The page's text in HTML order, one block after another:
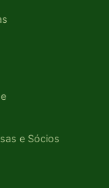
e Sócios